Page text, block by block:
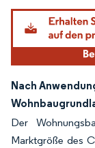
Nach
Der
Marktgröße des